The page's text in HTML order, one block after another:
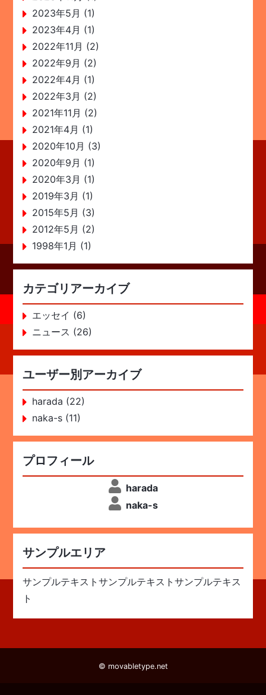
2023年5月 (1)
2023年4月 (1)
2022年11月 (2)
2022年9月 (2)
2022年4月 (1)
2022年3月 (2)
2021年11月 (2)
2021年4月 (1)
2020年10月 (3)
2020年9月 (1)
2020年3月 (1)
2019年3月 (1)
2015年5月 (3)
2012年5月 (2)
1998年1月 (1)
カテゴリアーカイブ
エッセイ (6)
ニュース (26)
ユーザー別アーカイブ
harada (22)
naka-s (11)
プロフィール
harada
naka-s
サンプルエリア
サンプルテキストサンプルテキストサンプルテキス
ト
© movabletype.net